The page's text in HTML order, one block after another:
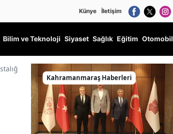
Künye İletişim
Bilim ve Teknoloji Siyaset Sağlık Eğitim Otomobil
Mücadele Ediyor
Kahramanmaraş Haberleri